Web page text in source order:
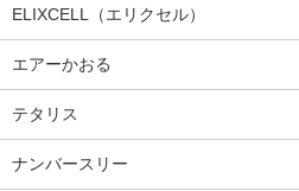
ELIXCELL（エリクセル）
エアーかおる
テタリス
ナンバースリー